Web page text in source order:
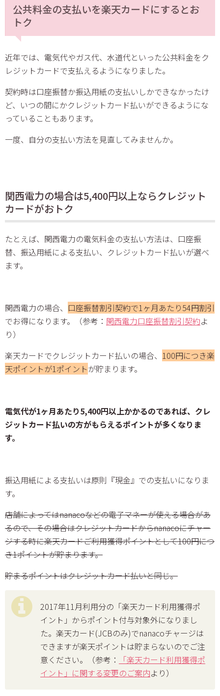
公共料金の支払いを楽天カードにするとお
トク
近年では、電気代やガス代、水道代といった公共料金をク
レジットカードで支払えるようになりました。
契約時は口座振替か振込用紙の支払いしかできなかったけ
ど、いつの間にかクレジットカード払いができるようにな
っていることもあります。
一度、自分の支払い方法を見直してみませんか。
関西電力の場合は5,400円以上ならクレジット
カードがおトク
たとえば、関西電力の電気料金の支払い方法は、口座振
替、振込用紙による支払い、クレジットカード払いが選べ
ます。
関西電力の場合、 口座振替割引契約で1ヶ月あたり54円割引
でお得になります。（参考： 関西電力口座振替割引契約よ
り）
楽天カードでクレジットカード払いの場合、 100円につき楽
天ポイントが1ポイントが貯まります。
電気代が1ヶ月あたり5,400円以上かかるのであれば、クレ
ジットカード払いの方がもらえるポイントが多くなりま
す。
振込用紙による支払いは原則『現金』での支払いになりま
す。
店舗によってはnanacoなどの電子マネーが使える場合があ
るので、その場合はクレジットカードからnanacoにチャー
ジする時に楽天カードご利用獲得ポイントとして100円につ
き1ポイントが貯まります。
貯まるポイントはクレジットカード払いと同じ。
2017年11月利用分の「楽天カード利用獲得ポ
イント」からポイント付与対象外になりまし
た。楽天カード(JCBのみ)でnanacoチャージは
できますが楽天ポイントは貯まらないのでご注
意ください。（参考：
「楽天カード利用獲得ポ
イント」に関する変更のご案内より）